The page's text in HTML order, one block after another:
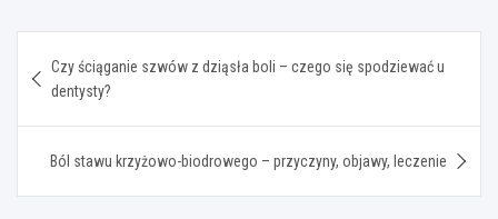
wpisu
Czy ściąganie szwów z dziąsła boli – czego się spodziewać u
dentysty?
Ból stawu krzyżowo-biodrowego – przyczyny, objawy, leczenie